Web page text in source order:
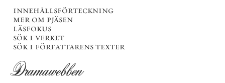
innehållsförteckning
mer om pjäsen
läsfokus
sök i verket
sök i författarens texter